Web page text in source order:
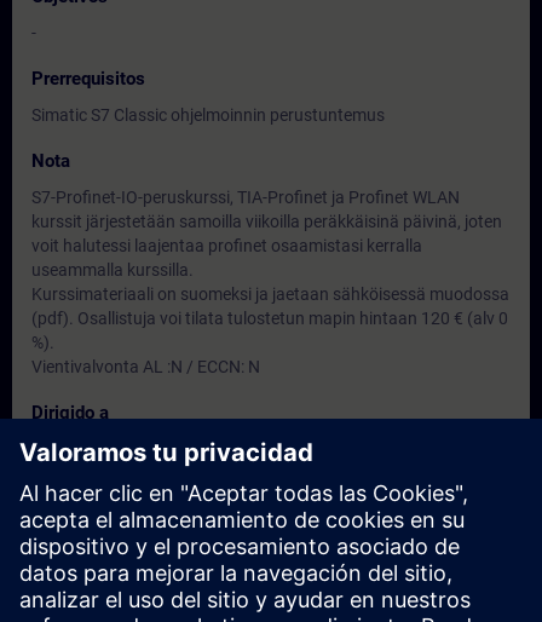
-
Prerrequisitos
Simatic S7 Classic ohjelmoinnin perustuntemus
Nota
S7-Profinet-IO-peruskurssi, TIA-Profinet ja Profinet WLAN
kurssit järjestetään samoilla viikoilla peräkkäisinä päivinä, joten
voit halutessi laajentaa profinet osaamistasi kerralla
useammalla kurssilla.
Kurssimateriaali on suomeksi ja jaetaan sähköisessä muodossa
(pdf). Osallistuja voi tilata tulostetun mapin hintaan 120 € (alv 0
%).
Vientivalvonta AL :N / ECCN: N
Dirigido a
Kurssi soveltuu suunnittelu-, käyttöönotto- ja
kunnossapitohenkilöille
Fechas e inscripción
Actualmente no hay eventos disponibles